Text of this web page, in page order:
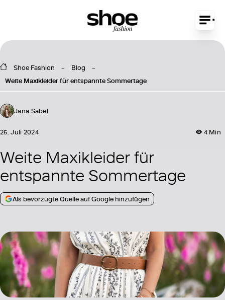
Shoe Fashion
Blog
Weite Maxikleider für entspannte Sommertage
Jana Säbel
4 Min
25. Juli 2024
Weite Maxikleider für
entspannte Sommertage
Als bevorzugte Quelle auf Google hinzufügen